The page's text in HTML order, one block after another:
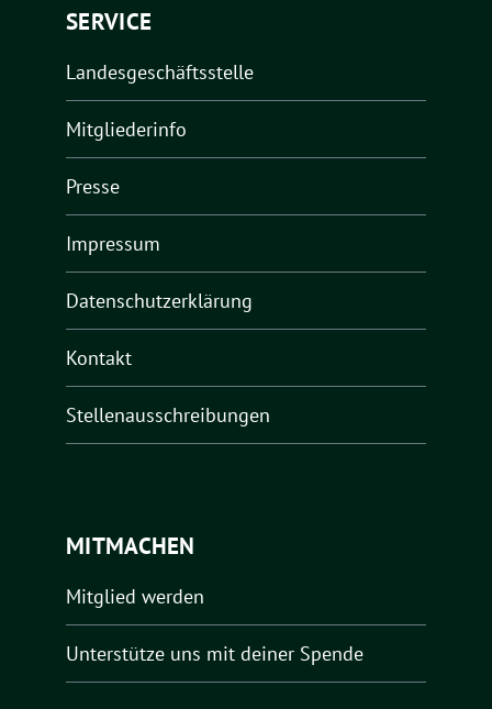
SERVICE
Landesgeschäftsstelle
Mitgliederinfo
Presse
Impressum
Datenschutzerklärung
Kontakt
Stellenausschreibungen
MITMACHEN
Mitglied werden
Unterstütze uns mit deiner Spende